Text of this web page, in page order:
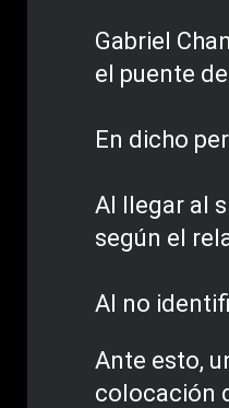
Gabriel
el puente
En dicho
Al llegar al
según el
Al no
Ante esto,
colocación